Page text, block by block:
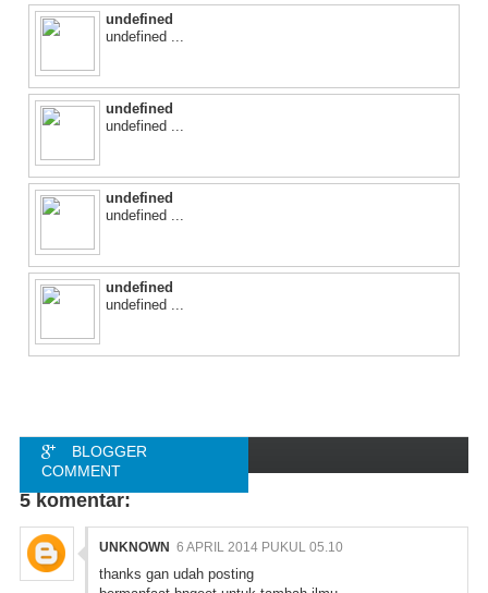
undefined
undefined ...
undefined
undefined ...
undefined
undefined ...
undefined
undefined ...
BLOGGER
COMMENT
5 komentar:
UNKNOWN 6 APRIL 2014 PUKUL 05.10
thanks gan udah posting